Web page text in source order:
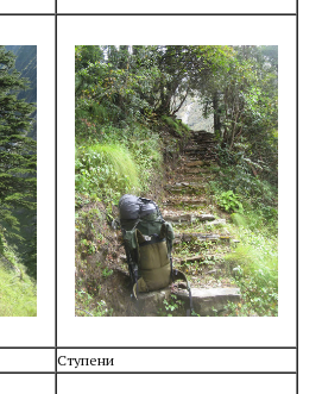
Ступени